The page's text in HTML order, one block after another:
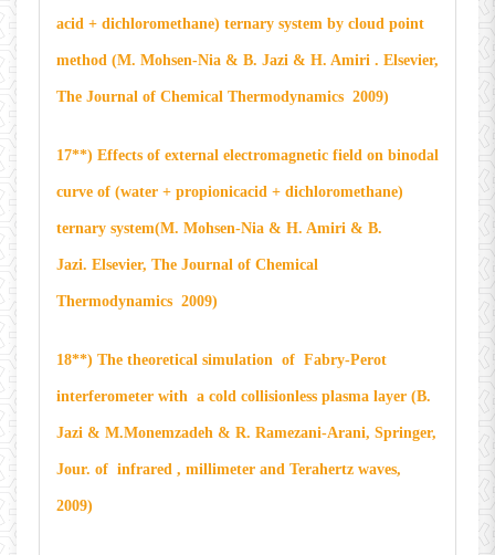
acid + dichloromethane) ternary system by cloud point
method (M. Mohsen-Nia & B. Jazi & H. Amiri . Elsevier,
The Journal of Chemical Thermodynamics 2009)
17**) Effects of external electromagnetic field on binodal
curve of (water + propionicacid + dichloromethane)
ternary system(M. Mohsen-Nia & H. Amiri & B.
Jazi. Elsevier, The Journal of Chemical
Thermodynamics 2009)
18**) The theoretical simulation of Fabry-Perot
interferometer with a cold collisionless plasma layer (B.
Jazi & M.Monemzadeh & R. Ramezani-Arani, Springer,
Jour. of infrared , millimeter and Terahertz waves,
2009)